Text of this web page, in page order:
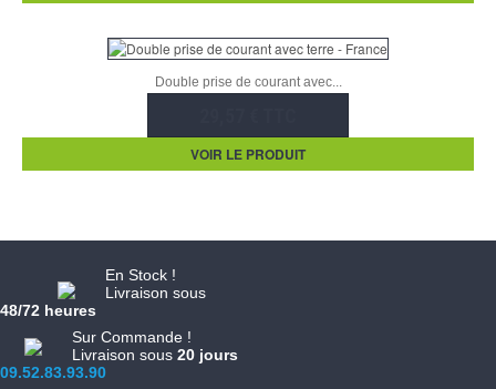
Double prise de courant avec...
VOIR LE PRODUIT
En Stock !
Livraison sous
48/72 heures
Sur Commande !
Livraison sous 20 jours
09.52.83.93.90